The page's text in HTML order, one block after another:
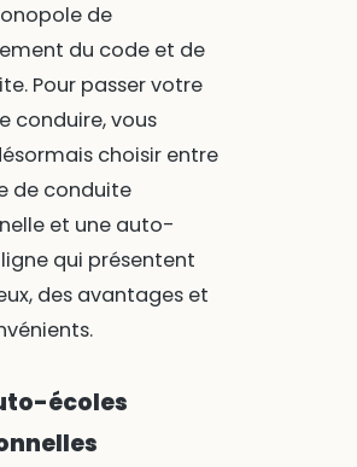
de
du code et de
Pour passer votre
conduire, vous
choisir entre
de conduite
et une auto-
qui présentent
des avantages et
écoles